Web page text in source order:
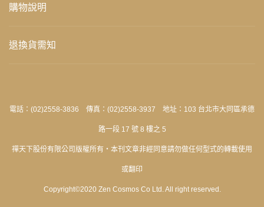
購物說明
退換貨需知
電話：(02)2558-3836 傳真：(02)2558-3937 地址：103 台北市大同區承德
路一段 17 號 8 樓之 5
禪天下股份有限公司版權所有‧本刊文章非經同意請勿做任何型式的轉載使用
或翻印
Copyright©2020 Zen Cosmos Co Ltd. All right reserved.